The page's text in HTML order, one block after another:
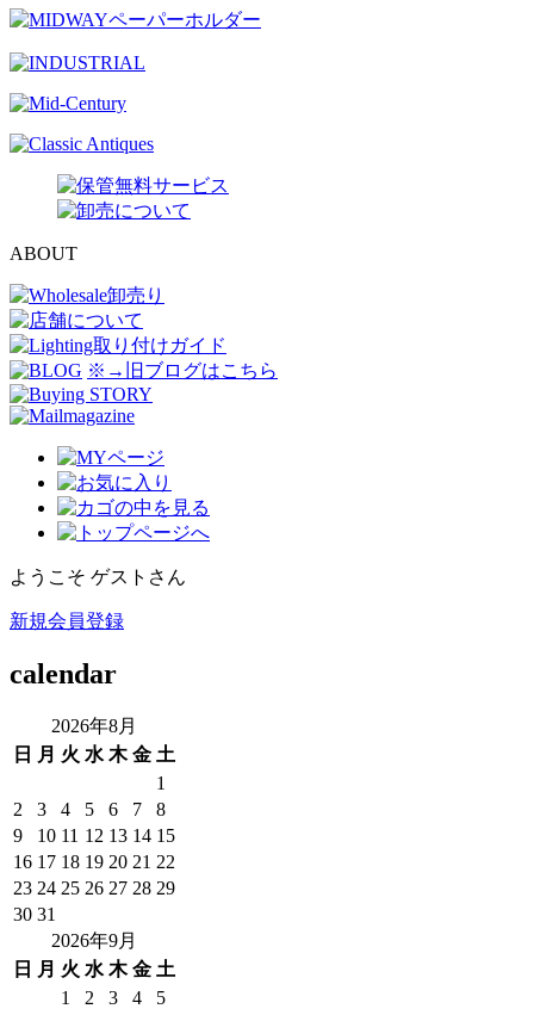
ABOUT
※→旧ブログはこちら
ようこそ ゲストさん
新規会員登録
calendar
2026年8月
日
月 火 水 木 金 土
1
2
3 4 5 6 7
8
9
10 11 12 13 14 15
16 17 18 19 20 21 22
23 24 25 26 27 28 29
30 31
2026年9月
日
月 火 水 木 金 土
1
2 3 4
5